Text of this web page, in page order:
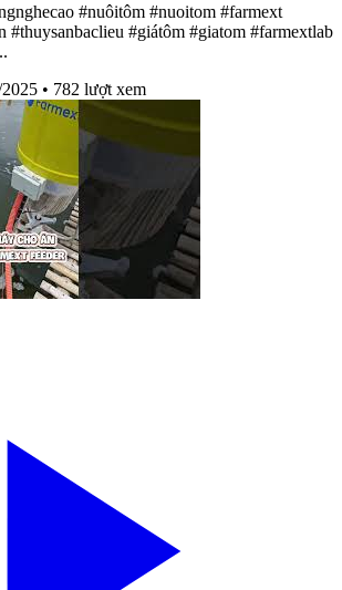
#nuôitôm #nuoitom #farmext
#thuysanbaclieu #giátôm #giatom #farmextlab
• 782 lượt xem